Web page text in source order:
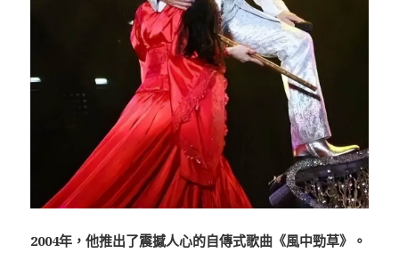
2004年，他推出了震撼人心的自傳式歌曲《風中勁草》。